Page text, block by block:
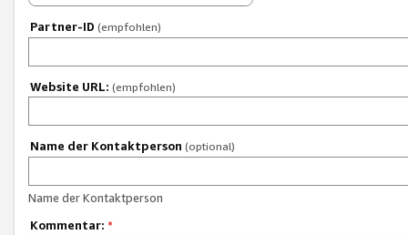
Partner-ID (empfohlen)
Website URL: (empfohlen)
Name der Kontaktperson (optional)
Name der Kontaktperson
Kommentar: *